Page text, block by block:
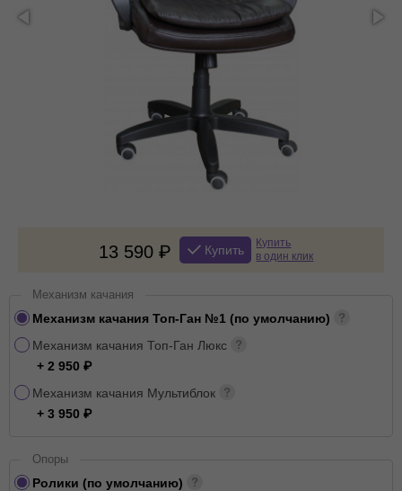
13 590 Купить
Купить
в один клик
Механизм качания
Механизм качания Топ-Ган №1 (по умолчанию)
Механизм качания Топ-Ган Люкс
+ 2 950
Механизм качания Мультиблок
+ 3 950
Опоры
Ролики (по умолчанию)